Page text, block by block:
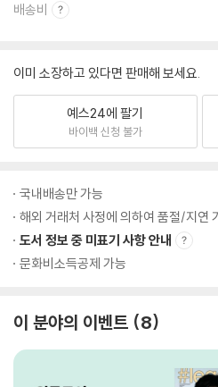
배송비
이미 소장하고 있다면 판매해 보세요.
예스24에 팔기
바이백 신청 불가
국내배송만 가능
해외 거래처 사정에 의하여 품절/지연
도서 정보 중 미표기 사항 안내
문화비소득공제 가능
이 분야의 이벤트 8